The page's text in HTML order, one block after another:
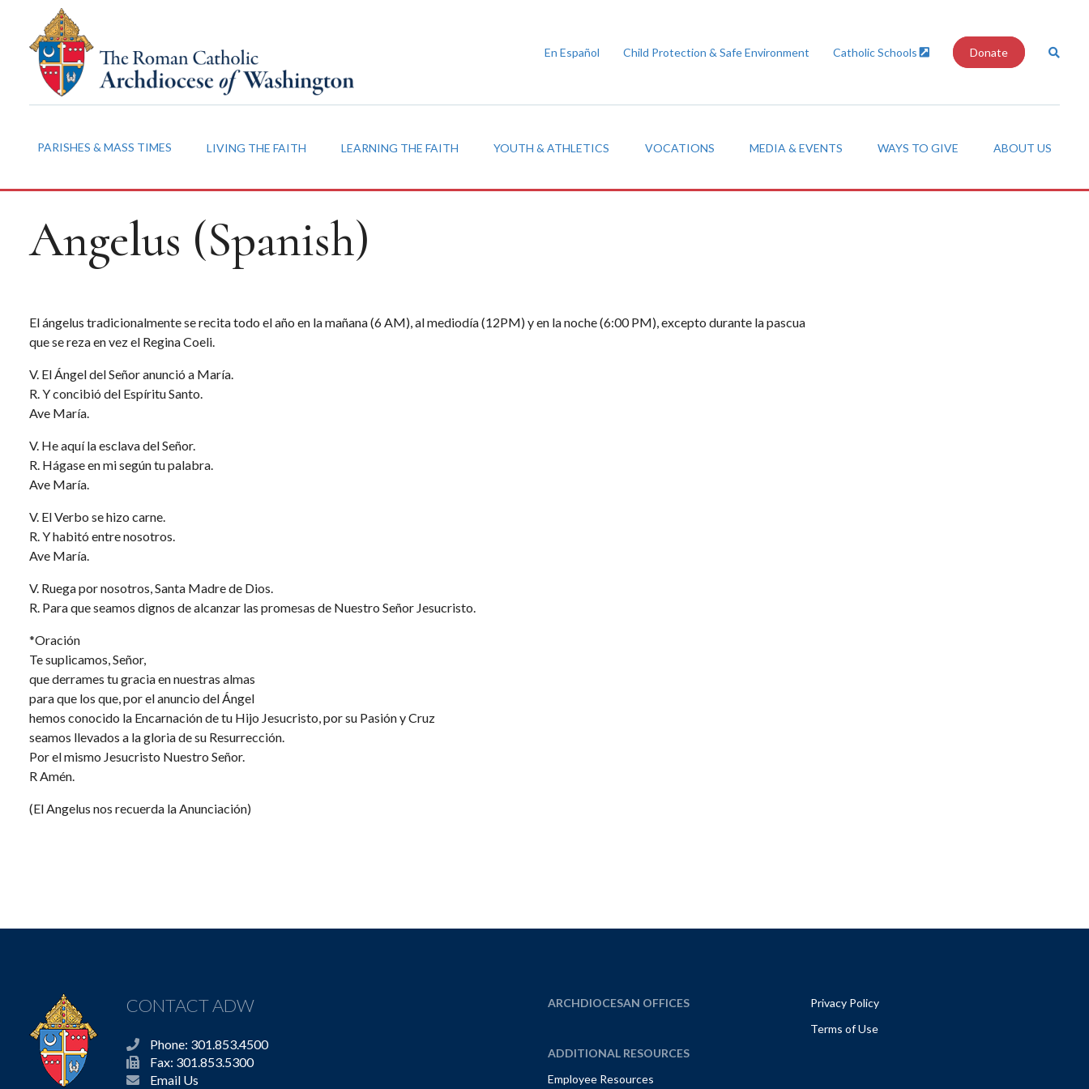
En Español Child Protection & Safe Environment Catholic Schools Donate
PARISHES & MASS TIMES LIVING THE FAITH LEARNING THE FAITH YOUTH & ATHLETICS VOCATIONS MEDIA & EVENTS WAYS TO GIVE ABOUT US
Angelus (Spanish)
El ángelus tradicionalmente se recita todo el año en la mañana (6 AM), al mediodía (12PM) y en la noche (6:00 PM), excepto durante la pascua
que se reza en vez el Regina Coeli.
V. El Ángel del Señor anunció a María.
R. Y concibió del Espíritu Santo.
Ave María.
V. He aquí la esclava del Señor.
R. Hágase en mi según tu palabra.
Ave María.
V. El Verbo se hizo carne.
R. Y habitó entre nosotros.
Ave María.
V. Ruega por nosotros, Santa Madre de Dios.
R. Para que seamos dignos de alcanzar las promesas de Nuestro Señor Jesucristo.
*Oración
Te suplicamos, Señor,
que derrames tu gracia en nuestras almas
para que los que, por el anuncio del Ángel
hemos conocido la Encarnación de tu Hijo Jesucristo, por su Pasión y Cruz
seamos llevados a la gloria de su Resurrección.
Por el mismo Jesucristo Nuestro Señor.
R Amén.
(El Angelus nos recuerda la Anunciación)
CONTACT ADW
Phone: 301.853.4500
Fax: 301.853.5300
Email Us
ARCHDIOCESAN OFFICES
ADDITIONAL RESOURCES
Employee Resources
Privacy Policy
Terms of Use